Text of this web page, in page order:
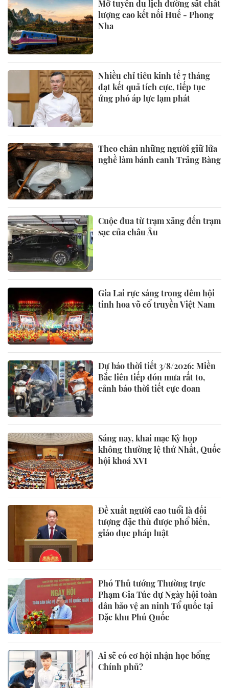
Mở tuyến du lịch đường sắt chất
lượng cao kết nối Huế - Phong
Nha
Nhiều chỉ tiêu kinh tế 7 tháng
đạt kết quả tích cực, tiếp tục
ứng phó áp lực lạm phát
Theo chân những người giữ lửa
nghề làm bánh canh Trảng Bàng
Cuộc đua từ trạm xăng đến trạm
sạc của châu Âu
Gia Lai rực sáng trong đêm hội
tinh hoa võ cổ truyền Việt Nam
Dự báo thời tiết 3/8/2026: Miền
Bắc liên tiếp đón mưa rất to,
cảnh báo thời tiết cực đoan
Sáng nay, khai mạc Kỳ họp
không thường lệ thứ Nhất, Quốc
hội khoá XVI
Đề xuất người cao tuổi là đối
tượng đặc thù được phổ biến,
giáo dục pháp luật
Phó Thủ tướng Thường trực
Phạm Gia Túc dự Ngày hội toàn
dân bảo vệ an ninh Tổ quốc tại
Đặc khu Phú Quốc
Ai sẽ có cơ hội nhận học bổng
Chính phủ?